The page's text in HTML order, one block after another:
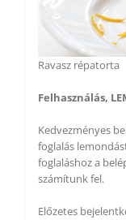
Ravasz répatorta
Felhasználás,
Kedvezményes
foglalás
foglaláshoz a
számítunk fel.
Előzetes